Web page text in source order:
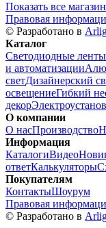
Показать все
Правовая
© Разработано в
Каталог
Светодиодные ленты
и автоматизации
светДизайнерский
освещениеГибкий
декор
О компании
О насПроизводство
Информация
КаталогиВидео
ответКалькуляторы
Покупателям
КонтактыШоурум
Правовая
© Разработано в